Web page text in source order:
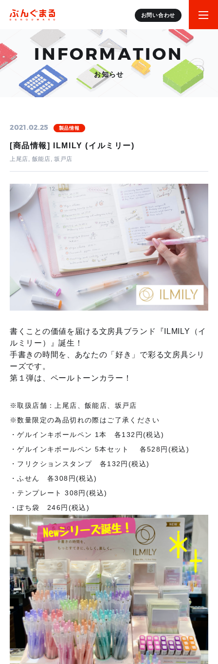
お問い合わせ
INFORMATION
お知らせ
2021.02.25 製品情報
[商品情報] ILMILY (イルミリー)
上尾店, 飯能店, 坂戸店
書くことの価値を届ける文房具ブランド『ILMILY（イ
ルミリー）』誕生！
手書きの時間を、あなたの「好き」で彩る文房具シリ
ーズです。
第１弾は、ペールトーンカラー！
※取扱店舗：上尾店、飯能店、坂戸店
※数量限定の為品切れの際はご了承ください
・ゲルインキボールペン 1本 各132円(税込)
・ゲルインキボールペン 5本セット 各528円(税込)
・フリクションスタンプ 各132円(税込)
・ふせん 各308円(税込)
・テンプレート 308円(税込)
・ぽち袋 246円(税込)